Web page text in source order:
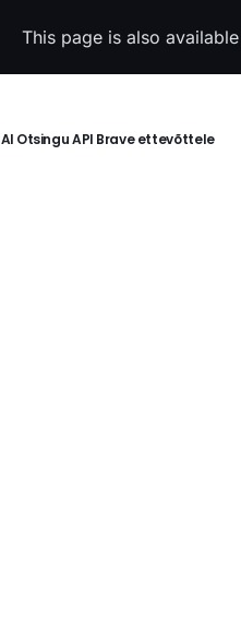
This page is also
Otsingu API Brave ettevõttele